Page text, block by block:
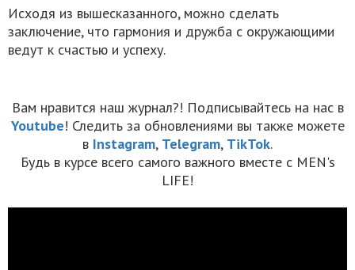
Исходя из вышесказанного, можно сделать
заключение, что гармония и дружба с окружающими
ведут к счастью и успеху.
Вам нравится наш журнал?! Подписывайтесь на нас в
Youtube! Следить за обновлениями вы также можете
в Instagram, Telegram, TikTok.
Будь в курсе всего самого важного вместе с MEN's
LIFE!